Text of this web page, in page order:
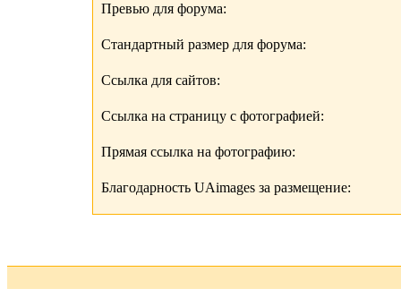
Превью для форума:
Стандартный размер для форума:
Ссылка для сайтов:
Ссылка на страницу с фотографией:
Прямая ссылка на фотографию:
Благодарность UAimages за размещение: